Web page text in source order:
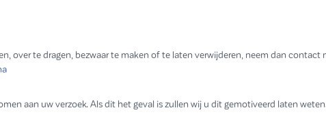
over te dragen, bezwaar te maken of te laten verwijderen, neem dan contact
aan uw verzoek. Als dit het geval is zullen wij u dit gemotiveerd laten